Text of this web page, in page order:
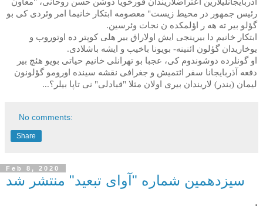
آذربایجانلیلارین اعتراضلاریندان قورخویا دوشن حسن روحانی، "معاون
رئیس جمهور در محیط زیست" معصومه ابتکار خانیما امر وئردی کی بو
گؤلو بیر ته هه ر اؤلمکده ن نجات وئرسین.
ابتکار خانیم دا بیرینجی ایش اولاراق بیر هلی کوپتر ده اوتوروب و
یوخاریدان گؤلون ائنینه- بویونا باخیب و ایشه باشلادی.
او گونلرده دوشوندوم‌ کی، عجبا بو تهرانلی خانیم حیاتی بویو هئچ بیر
دفعه آذربایجانا سفر ائتمیش و جغرافی نقشه سینده اورومو‌ گؤلونون
لیمان (بندر) لاریندان بیری اولان مثلا "قبادلی" نی تاپا بیلر؟...
No comments:
Share
Feb 8, 2020
سیزدهمین شماره "آوای تبعید" منتشر شد